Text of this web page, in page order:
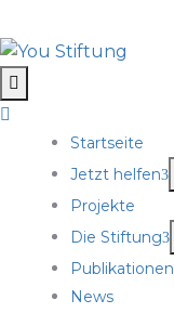
Startseite
Jetzt helfen
Projekte
Die Stiftung
Publikationen
News